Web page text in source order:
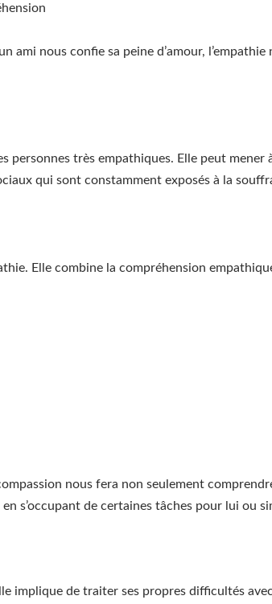
ami nous confie sa peine d’amour,
très empathiques. Elle peut mener
qui sont constamment exposés à la
Elle combine la compréhension
nous fera non seulement
s’occupant de certaines tâches pour lui ou
implique de traiter ses propres difficultés